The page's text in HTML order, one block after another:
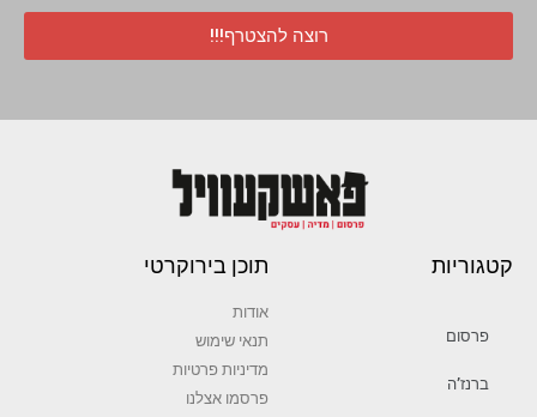
רוצה להצטרף!!!
קטגוריות
פרסום
ברנז’ה
תוכן בירוקרטי
אודות
תנאי שימוש
מדיניות פרטיות
פרסמו אצלנו